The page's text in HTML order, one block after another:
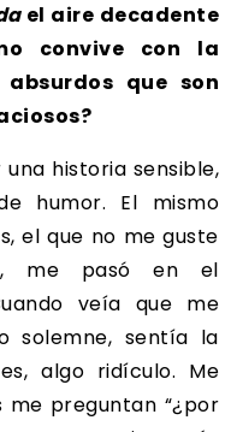
el aire decadente
convive con la
que son
historia sensible,
humor. El mismo
el que no me guste
me pasó en el
veía que me
solemne, sentía la
algo ridículo. Me
me preguntan “¿por